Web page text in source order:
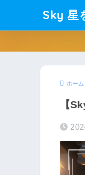
Sky 星
ホーム
【